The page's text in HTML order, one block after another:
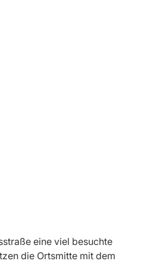
eine viel besuchte
die Ortsmitte mit dem